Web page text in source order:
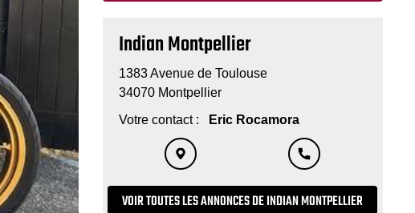
Indian Montpellier
1383 Avenue de Toulouse
34070 Montpellier
Votre contact :
Eric Rocamora
VOIR TOUTES LES ANNONCES DE INDIAN MONTPELLIER